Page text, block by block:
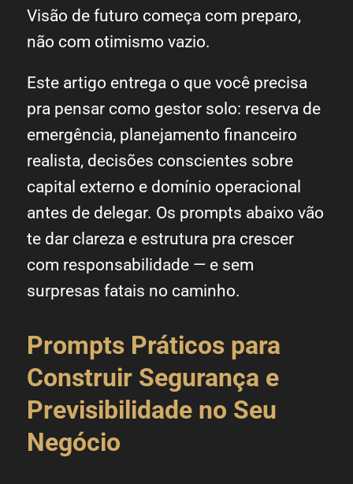
Visão de futuro começa com preparo,
não com otimismo vazio.
Este artigo entrega o que você precisa
pra pensar como gestor solo: reserva de
emergência, planejamento financeiro
realista, decisões conscientes sobre
capital externo e domínio operacional
antes de delegar. Os prompts abaixo vão
te dar clareza e estrutura pra crescer
com responsabilidade — e sem
surpresas fatais no caminho.
Prompts Práticos para
Construir Segurança e
Previsibilidade no Seu
Negócio